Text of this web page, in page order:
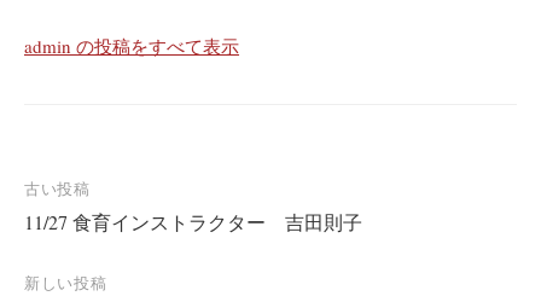
admin の投稿をすべて表示
投
稿
ナ
古い投稿
11/27 食育インストラクター 吉田則子
新しい投稿